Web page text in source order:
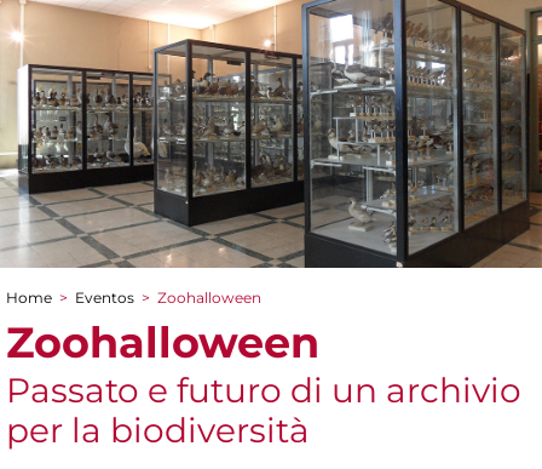
You are here
Home > Eventos > Zoohalloween
Zoohalloween
Passato e futuro di un archivio
per la biodiversità